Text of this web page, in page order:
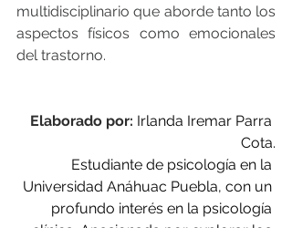
multidisciplinario que aborde tanto los
aspectos físicos como emocionales
del trastorno.
Elaborado por: Irlanda Iremar Parra
Cota.
Estudiante de psicología en la
Universidad Anáhuac Puebla, con un
profundo interés en la psicología